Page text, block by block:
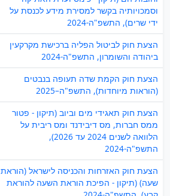
וסמכויותיה בקשר למסירת מידע לכנסת על
ידי שרים), התשפ"ה-2024
הצעת חוק לביטול הפליה ברכישת מקרקעין
ביהודה והשומרון, התשפ"ה-2024
הצעת חוק הקמת שדה תעופה בנבטים
(הוראות מיוחדות), התשפ"ה–2025
הצעת חוק תאגידי מים וביוב (תיקון - פטור
ממס חברות, מס דיבידנד ומס ריבית על
הלוואה לשנים 2024 עד 2026),
התשפ"ה-2024
הצעת חוק האזרחות והכניסה לישראל (הוראת
שעה) (תיקון - הפיכת הוראת השעה להוראת